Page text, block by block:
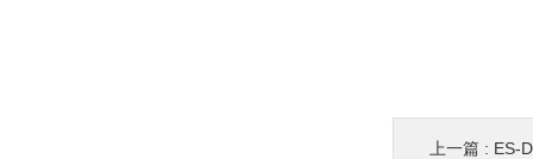
上一篇 : ES-